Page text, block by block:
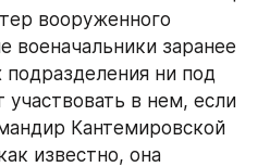
вооруженного
военачальники заранее
ни под
в нем, если
Кантемировской
известно, она